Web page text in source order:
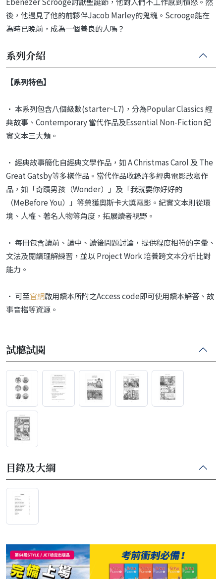
後，他遇見了他的前夥伴Jacob Marley的鬼魂。Scrooge能在
為時已晚前，成為一個善良的人嗎？
系列介紹
【系列特色】
• 本系列包含八個級數(starter~L7)，分為Popular Classics 經
典故事、Contemporary 當代作品及Essential Non-Fiction 紀
實文本三大類。
• 經典故事簡化自經典文學作品，如 A Christmas Carol 及 The
Great Gatsby等多樣作品。當代作品收錄許多經典電影改寫作
品，如「奇蹟男孩（Wonder）」及「我就要你好好的
（MeBefore You）」等榮獲奧斯卡大獎電影。紀實文本則從環
境、人權、著名人物等角度，拓展讀者視野。
• 每冊包含讀前、讀中、讀後問題討論，提供程度相符的字彙、
文法及閱讀理解練習，並以 Project Work 培養跨文本分析比對
能力。
• 可至官網啟用讀本所附之Access code即可使用讀本解答、故
事音檔等資源。
試聽試閱
目錄及大綱